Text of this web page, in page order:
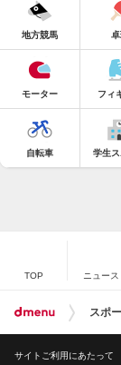
地方競馬
モーター フィ
自転車 学生
TOP ニュース
スポ
サイトご利用にあたって